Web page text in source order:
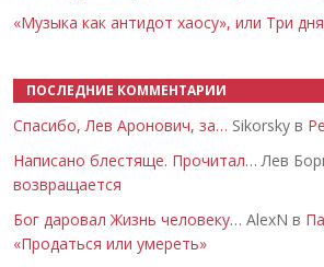
«Музыка как антидот хаосу», или Три
ПОСЛЕДНИЕ КОММЕНТАРИИ
Спасибо, Лев Аронович, за… Sikorsky в
Написано блестяще. Прочитал… Лев
возвращается
Бог даровал Жизнь человеку… AlexN в
«Продаться или умереть»